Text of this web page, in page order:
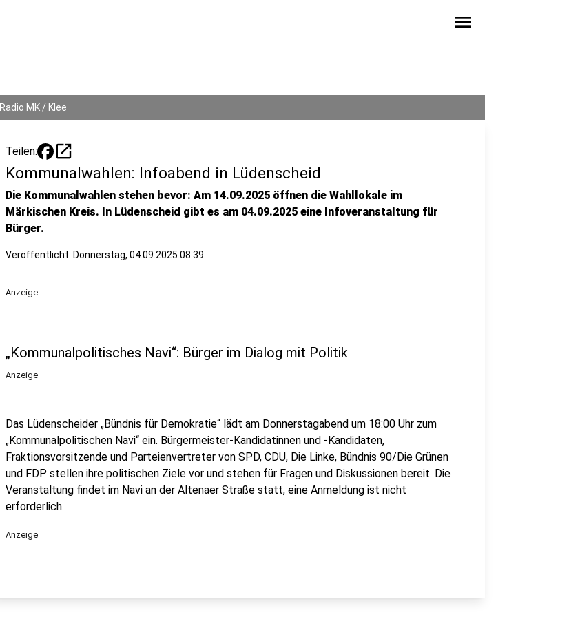
menu
Radio MK / Klee
Teilen: open_in_new
Kommunalwahlen: Infoabend in Lüdenscheid
Die Kommunalwahlen stehen bevor: Am 14.09.2025 öffnen die Wahllokale im
Märkischen Kreis. In Lüdenscheid gibt es am 04.09.2025 eine Infoveranstaltung für
Bürger.
Veröffentlicht: Donnerstag, 04.09.2025 08:39
Anzeige
„Kommunalpolitisches Navi“: Bürger im Dialog mit Politik
Anzeige
Das Lüdenscheider „Bündnis für Demokratie“ lädt am Donnerstagabend um 18:00 Uhr zum
„Kommunalpolitischen Navi“ ein. Bürgermeister-Kandidatinnen und -Kandidaten,
Fraktionsvorsitzende und Parteienvertreter von SPD, CDU, Die Linke, Bündnis 90/Die Grünen
und FDP stellen ihre politischen Ziele vor und stehen für Fragen und Diskussionen bereit. Die
Veranstaltung findet im Navi an der Altenaer Straße statt, eine Anmeldung ist nicht
erforderlich.
Anzeige